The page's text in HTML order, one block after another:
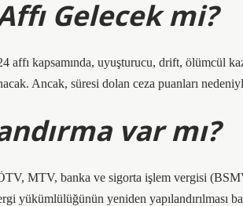
Gelecek mi?
affı kapsamında, uyuşturucu, drift, ölümcül
Ancak, süresi dolan ceza puanları
var mı?
MTV, banka ve sigorta işlem vergisi
yükümlülüğünün yeniden yapılandırılması